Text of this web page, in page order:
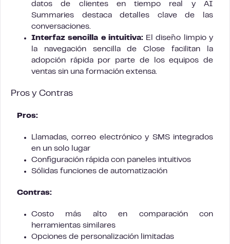
datos de clientes en tiempo real y AI
Summaries destaca detalles clave de las
conversaciones.
Interfaz sencilla e intuitiva:El diseño limpio y
la navegación sencilla de Close facilitan la
adopción rápida por parte de los equipos de
ventas sin una formación extensa.
Pros y Contras
Pros:
Llamadas, correo electrónico y SMS integrados
en un solo lugar
Configuración rápida con paneles intuitivos
Sólidas funciones de automatización
Contras:
Costo más alto en comparación con
herramientas similares
Opciones de personalización limitadas